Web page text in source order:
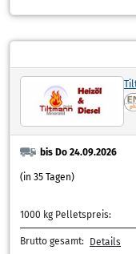
bis Do 24.09.2026
(in 35 Tagen)
1000 kg Pelletspreis:
Brutto gesamt: Details